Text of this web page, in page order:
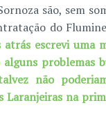
são, sem
do
atrás escrevi uma
alguns problemas
não
Laranjeiras na